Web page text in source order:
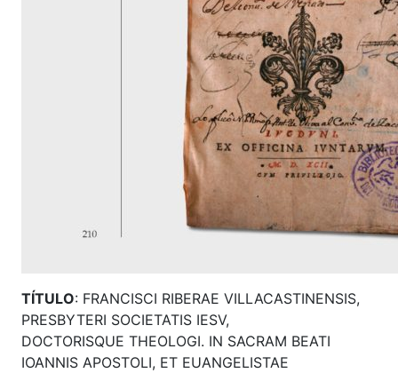
TÍTULO: FRANCISCI RIBERAE VILLACASTINENSIS,
PRESBYTERI SOCIETATIS IESV,
DOCTORISQUE THEOLOGI. IN SACRAM BEATI
IOANNIS APOSTOLI, ET EUANGELISTAE